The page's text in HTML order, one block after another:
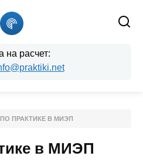
на расчет:
ПРАКТИКЕ В МИЭП
в МИЭП